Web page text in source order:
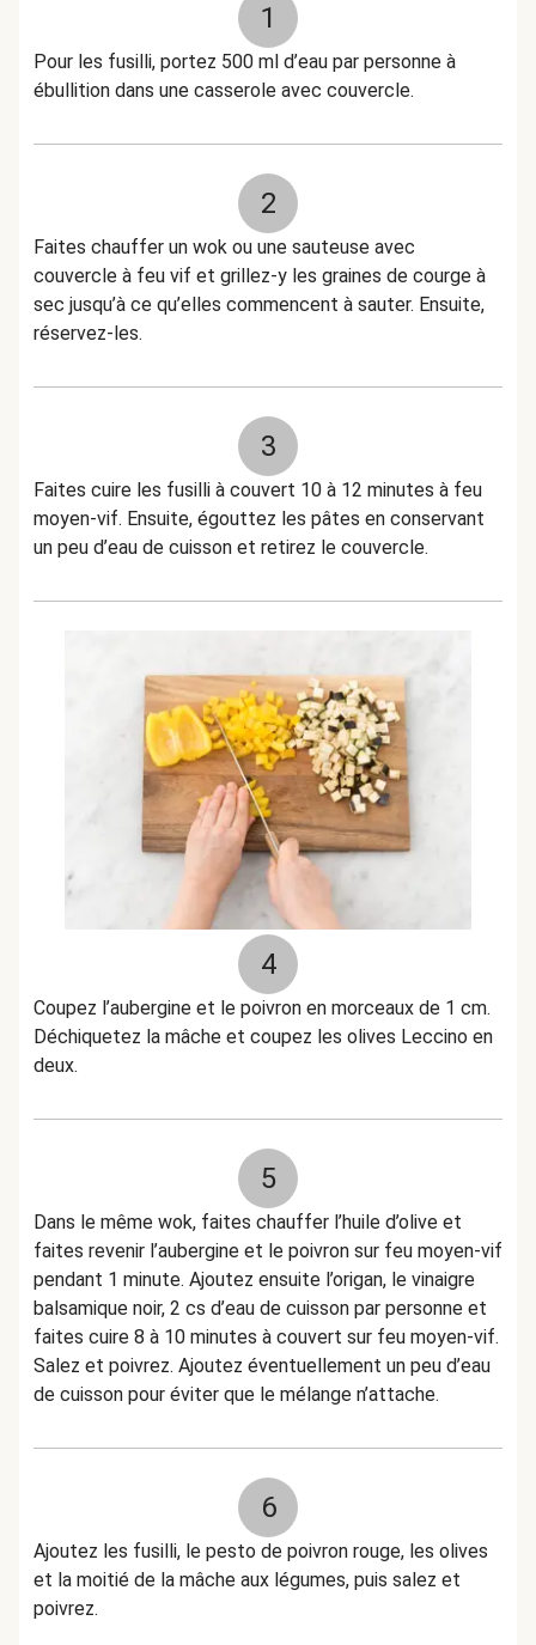
1
Pour les fusilli, portez 500 ml d’eau par personne à
ébullition dans une casserole avec couvercle.
2
Faites chauffer un wok ou une sauteuse avec
couvercle à feu vif et grillez-y les graines de courge à
sec jusqu’à ce qu’elles commencent à sauter. Ensuite,
réservez-les.
3
Faites cuire les fusilli à couvert 10 à 12 minutes à feu
moyen-vif. Ensuite, égouttez les pâtes en conservant
un peu d’eau de cuisson et retirez le couvercle.
4
Coupez l’aubergine et le poivron en morceaux de 1 cm.
Déchiquetez la mâche et coupez les olives Leccino en
deux.
5
Dans le même wok, faites chauffer l’huile d’olive et
faites revenir l’aubergine et le poivron sur feu moyen-vif
pendant 1 minute. Ajoutez ensuite l’origan, le vinaigre
balsamique noir, 2 cs d’eau de cuisson par personne et
faites cuire 8 à 10 minutes à couvert sur feu moyen-vif.
Salez et poivrez. Ajoutez éventuellement un peu d’eau
de cuisson pour éviter que le mélange n’attache.
6
Ajoutez les fusilli, le pesto de poivron rouge, les olives
et la moitié de la mâche aux légumes, puis salez et
poivrez.